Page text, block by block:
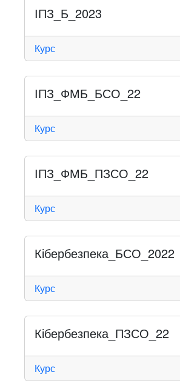
ІПЗ_Б_2023
Курс
ІПЗ_ФМБ_БСО_22
Курс
ІПЗ_ФМБ_ПЗСО_22
Курс
Кібербезпека_БСО_2022
Курс
Кібербезпека_ПЗСО_22
Курс